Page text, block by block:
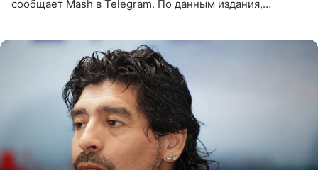
сообщает Mash в Telegram. По данным издания,